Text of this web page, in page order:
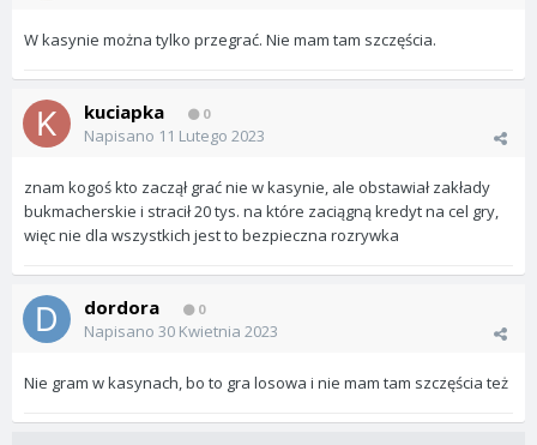
W kasynie można tylko przegrać. Nie mam tam szczęścia.
kuciapka 0
Napisano 11 Lutego 2023
znam kogoś kto zaczął grać nie w kasynie, ale obstawiał zakłady
bukmacherskie i stracił 20 tys. na które zaciągną kredyt na cel gry,
więc nie dla wszystkich jest to bezpieczna rozrywka
dordora 0
Napisano 30 Kwietnia 2023
Nie gram w kasynach, bo to gra losowa i nie mam tam szczęścia też